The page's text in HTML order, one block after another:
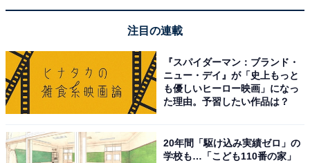
注目の連載
『スパイダーマン：ブランド・
ニュー・デイ』が「史上もっと
も優しいヒーロー映画」になっ
た理由。予習したい作品は？
20年間「駆け込み実績ゼロ」の
学校も…「こども110番の家」